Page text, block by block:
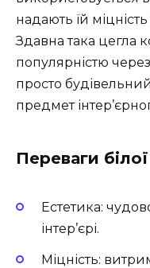
надають їй
Здавна така цегла
популярністю
просто
предмет
Переваги
Естетика:
інтер’єрі.
Міцність: